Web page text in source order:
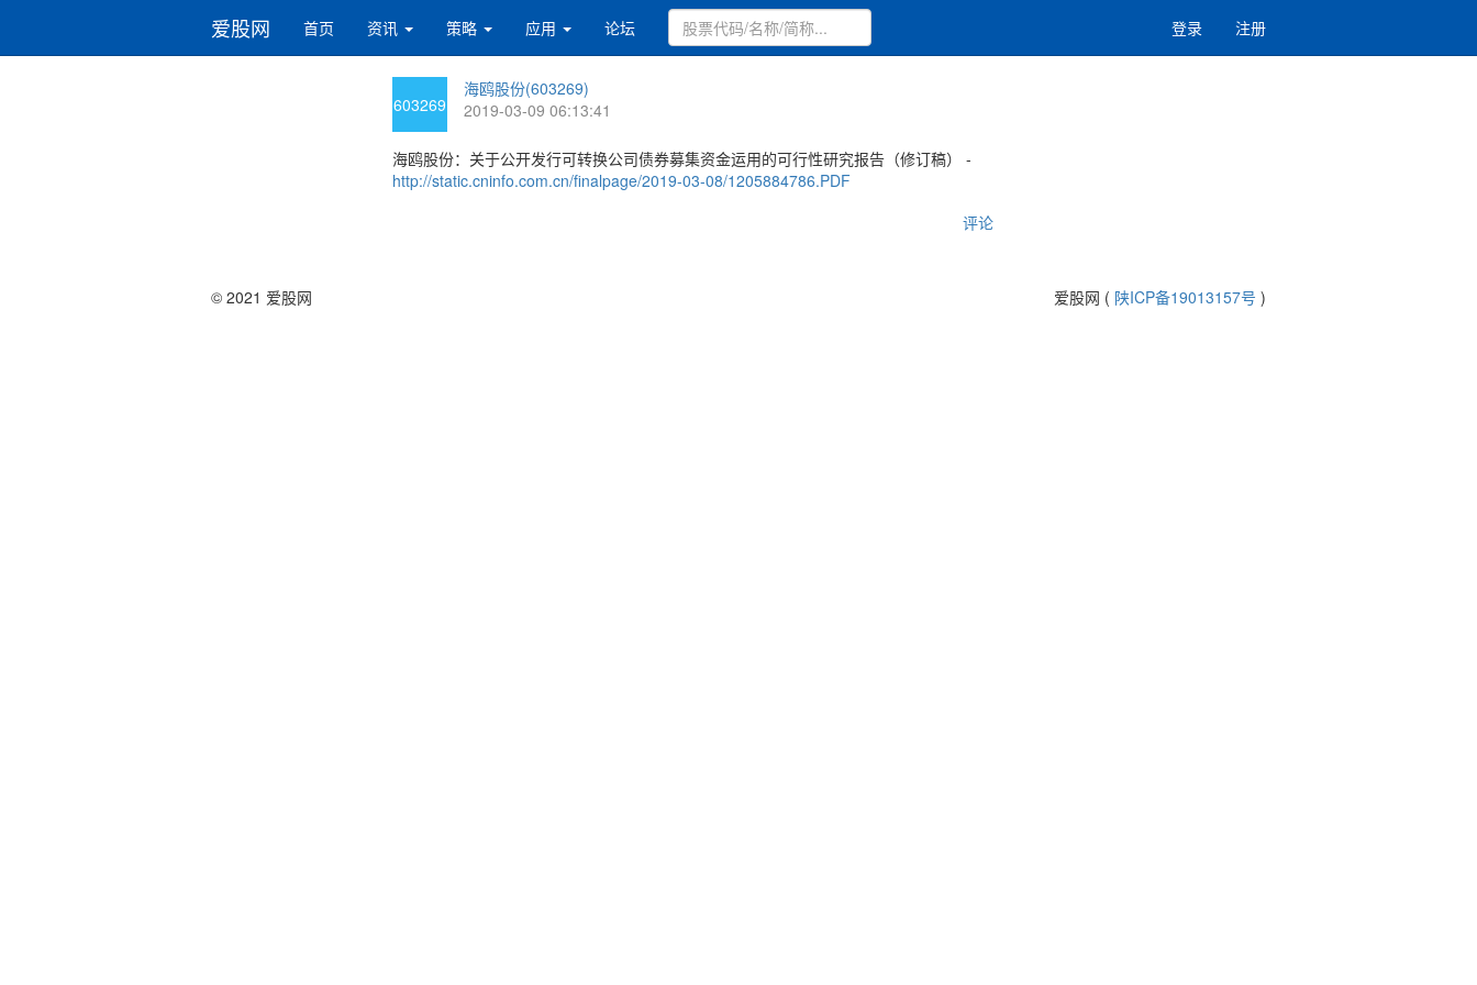
爱股网 首页 资讯 策略 应用 论坛 登录 注册
603269
海鸥股份(603269)
2019-03-09 06:13:41
海鸥股份：关于公开发行可转换公司债券募集资金运用的可行性研究报告（修订稿） -
http://static.cninfo.com.cn/finalpage/2019-03-08/1205884786.PDF
评论
© 2021 爱股网 爱股网 ( 陕ICP备19013157号 )